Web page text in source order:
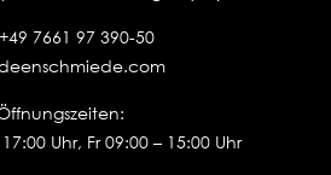
+49 7661 97 390-50
Uhr, Fr 09:00 – 15:00 Uhr